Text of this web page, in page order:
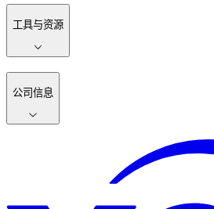
工具与资源
公司信息